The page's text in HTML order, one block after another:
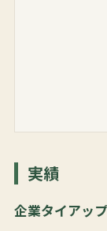
実績
企業タイアッ